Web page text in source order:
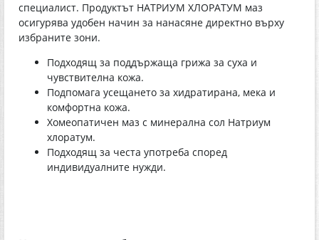
специалист. Продуктът НАTРИУМ ХЛОРАТУМ маз
осигурява удобен начин за нанасяне директно върху
избраните зони.
Подходящ за поддържаща грижа за суха и
чувствителна кожа.
Подпомага усещането за хидратирана, мека и
комфортна кожа.
Хомеопатичен маз с минерална сол Натриум
хлоратум.
Подходящ за честа употреба според
индивидуалните нужди.